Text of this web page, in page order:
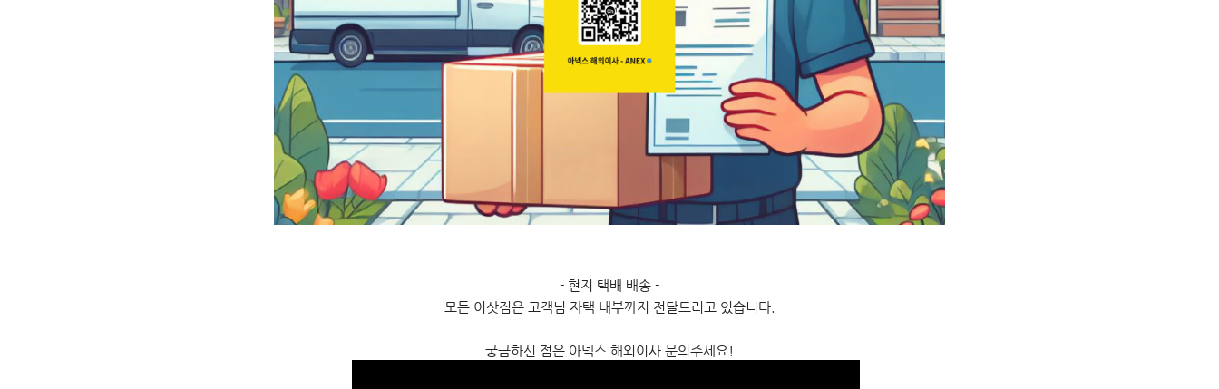
- 현지 택배 배송 -
모든 이삿짐은 고객님 자택 내부까지 전달드리고 있습니다.
궁금하신 점은 아넥스 해외이사 문의주세요!